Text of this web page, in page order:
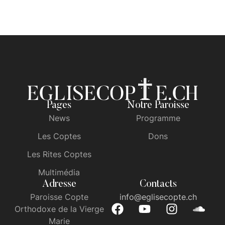
Pages
News
Les Coptes
Les Rites Coptes
Multimédia
Notre Paroisse
Programme
Dons
Adresse
Paroisse Copte
Orthodoxe de la Vierge
Marie
Contacts
info@eglisecopte.ch